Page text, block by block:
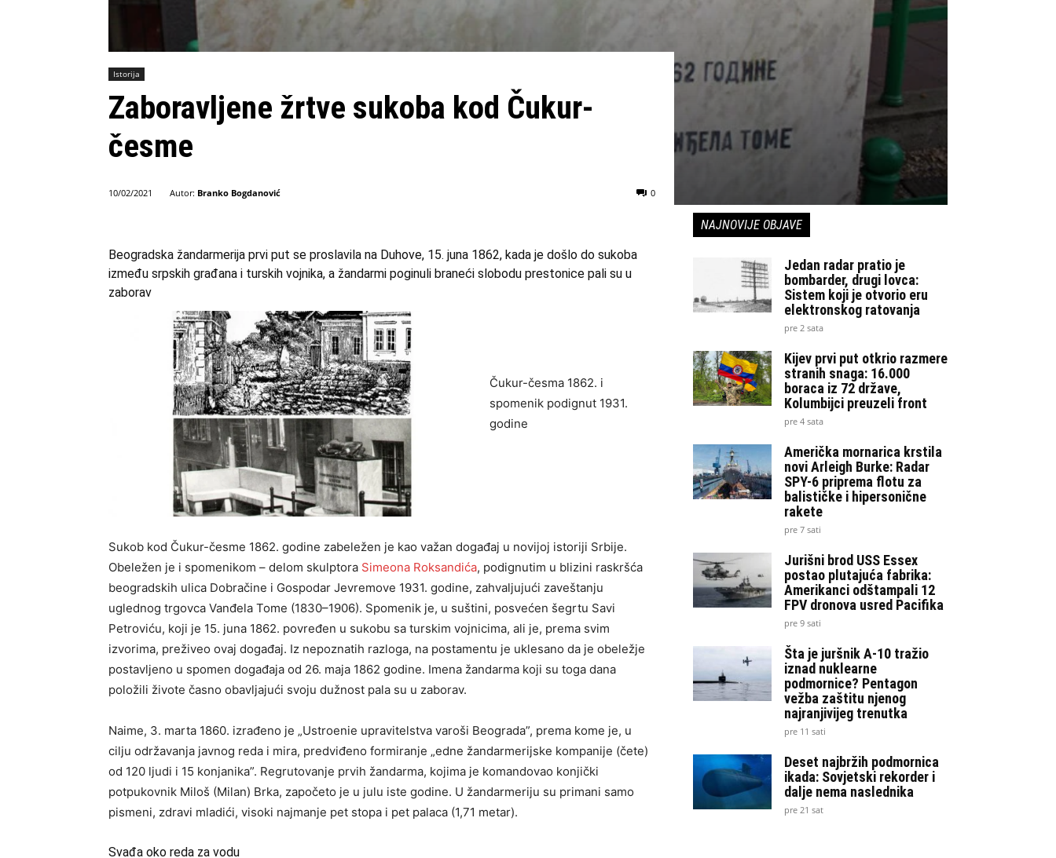
Istorija
Zaboravljene žrtve sukoba kod Čukur-
česme
10/02/2021 Autor: Branko Bogdanović 0
Beogradska žandarmerija prvi put se proslavila na Duhove, 15. juna 1862, kada je došlo do sukoba
između srpskih građana i turskih vojnika, a žandarmi poginuli braneći slobodu prestonice pali su u
zaborav
Čukur-česma 1862. i
spomenik podignut 1931.
godine
Sukob kod Čukur-česme 1862. godine zabeležen je kao važan događaj u novijoj istoriji Srbije.
Obeležen je i spomenikom – delom skulptora Simeona Roksandića, podignutim u blizini raskršća
beogradskih ulica Dobračine i Gospodar Jevremove 1931. godine, zahvaljujući zaveštanju
uglednog trgovca Vanđela Tome (1830–1906). Spomenik je, u suštini, posvećen šegrtu Savi
Petroviću, koji je 15. juna 1862. povređen u sukobu sa turskim vojnicima, ali je, prema svim
izvorima, preživeo ovaj događaj. Iz nepoznatih razloga, na postamentu je uklesano da je obeležje
postavljeno u spomen događaja od 26. maja 1862 godine. Imena žandarma koji su toga dana
položili živote časno obavljajući svoju dužnost pala su u zaborav.
Naime, 3. marta 1860. izrađeno je „Ustroenie upravitelstva varoši Beograda”, prema kome je, u
cilju održavanja javnog reda i mira, predviđeno formiranje „edne žandarmerijske kompanije (čete)
od 120 ljudi i 15 konjanika”. Regrutovanje prvih žandarma, kojima je komandovao konjički
potpukovnik Miloš (Milan) Brka, započeto je u julu iste godine. U žandarmeriju su primani samo
pismeni, zdravi mladići, visoki najmanje pet stopa i pet palaca (1,71 metar).
Svađa oko reda za vodu
NAJNOVIJE OBJAVE
Jedan radar pratio je
bombarder, drugi lovca:
Sistem koji je otvorio eru
elektronskog ratovanja
pre 2 sata
Kijev prvi put otkrio razmere
stranih snaga: 16.000
boraca iz 72 države,
Kolumbijci preuzeli front
pre 4 sata
Američka mornarica krstila
novi Arleigh Burke: Radar
SPY-6 priprema flotu za
balističke i hipersonične
rakete
pre 7 sati
Jurišni brod USS Essex
postao plutajuća fabrika:
Amerikanci odštampali 12
FPV dronova usred Pacifika
pre 9 sati
Šta je juršnik A-10 tražio
iznad nuklearne
podmornice? Pentagon
vežba zaštitu njenog
najranjivijeg trenutka
pre 11 sati
Deset najbržih podmornica
ikada: Sovjetski rekorder i
dalje nema naslednika
pre 21 sat